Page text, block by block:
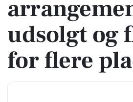
udsolgt og
for flere